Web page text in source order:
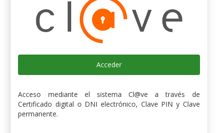
Acceder
Acceso mediante el sistema Cl@ve a través de
Certificado digital o DNI electrónico, Clave PIN y Clave
permanente.